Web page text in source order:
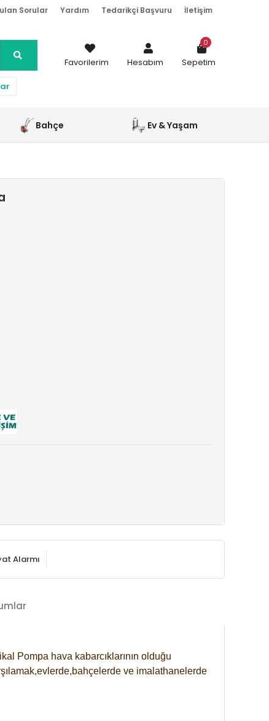
Sorular Yardım Tedarikçi Başvuru İletişim
Favorilerim Hesabım Sepetim
0
Bahçe Ev & Yaşam
Alarmı
Pompa hava kabarcıklarının olduğu
ve imalathanelerde